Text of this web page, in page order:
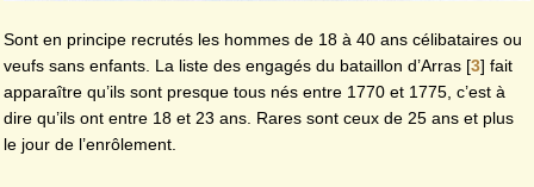
Sont en principe recrutés les hommes de 18 à 40 ans célibataires ou
veufs sans enfants. La liste des engagés du bataillon d’Arras [3] fait
apparaître qu’ils sont presque tous nés entre 1770 et 1775, c’est à
dire qu’ils ont entre 18 et 23 ans. Rares sont ceux de 25 ans et plus
le jour de l’enrôlement.